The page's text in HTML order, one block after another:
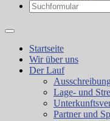
Startseite
Wir über uns
Der Lauf
Lage- und
Partner und